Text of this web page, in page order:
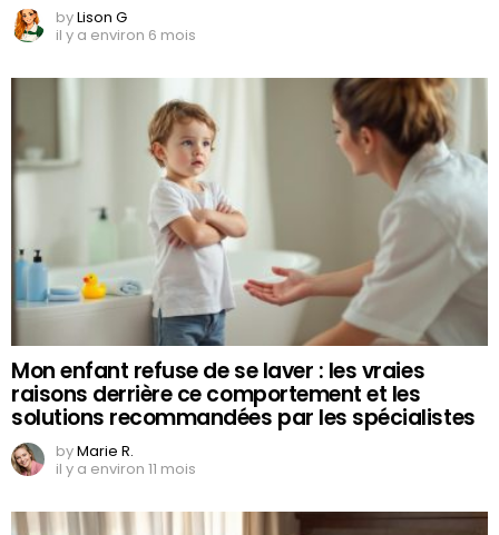
byLison G
il y a environ 6 mois
Mon enfant refuse de se laver : les vraies
raisons derrière ce comportement et les
solutions recommandées par les spécialistes
byMarie R.
il y a environ 11 mois